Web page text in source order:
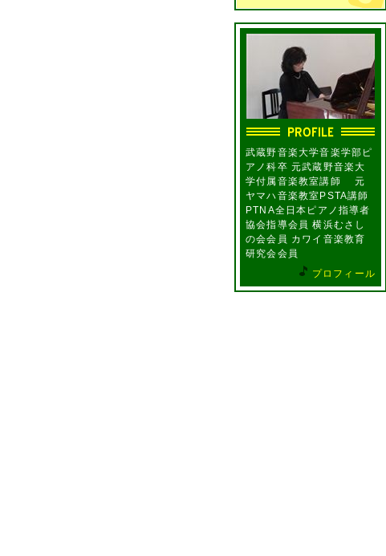
武蔵野音楽大学音楽学部ピ
アノ科卒 元武蔵野音楽大
学付属音楽教室講師 元
ヤマハ音楽教室PSTA講師
PTNA全日本ピアノ指導者
協会指導会員 横浜むさし
の会会員 カワイ音楽教育
研究会会員
プロフィール